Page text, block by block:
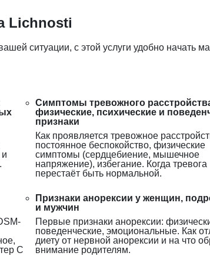
Lichnosti
ситуации, с этой услуги удобно начать
Симптомы тревожного
физические, психические и
признаки
Как проявляется тревожное
постоянное беспокойство, физические
симптомы (сердцебиение, мышечное
напряжение), избегание. Когда тревога
перестаёт быть нормальной.
C
Признаки анорексии у женщин,
и мужчин
Первые признаки анорексии:
поведенческие, эмоциональные. Как
диету от нервной анорексии и на что
внимание родителям.